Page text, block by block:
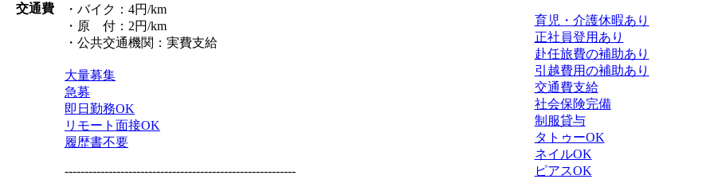
交通費
・バイク：4円/km
・原 付：2円/km
・公共交通機関：実費支給
大量募集
急募
即日勤務OK
リモート面接OK
履歴書不要
----------------------------------------------------------
育児・介護休暇あり
正社員登用あり
赴任旅費の補助あり
引越費用の補助あり
交通費支給
社会保険完備
制服貸与
タトゥーOK
ネイルOK
ピアスOK